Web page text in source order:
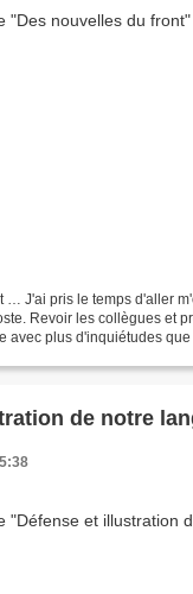
… J'ai pris le temps d'aller
Revoir les collègues et
avec plus d'inquiétudes
de notre